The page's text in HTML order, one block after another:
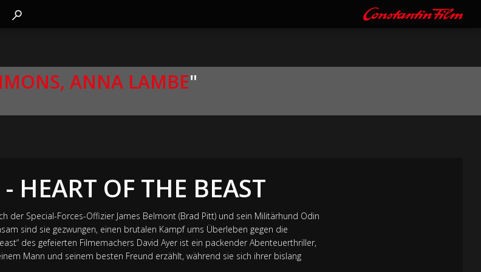
ANNA LAMBE"
HEART OF THE BEAST
der Special-Forces-Offizier James Belmont (Brad Pitt) und sein Militärhund Odin
sind sie gezwungen, einen brutalen Kampf ums Überleben gegen die
des gefeierten Filmemachers David Ayer ist ein packender Abenteuerthriller,
Mann und seinem besten Freund erzählt, während sie sich ihrer bislang